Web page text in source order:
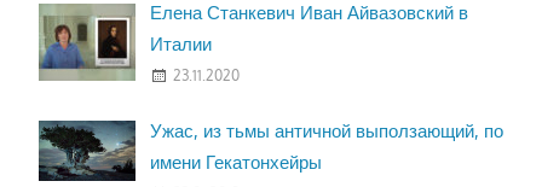
Елена Станкевич Иван Айвазовский в
Италии
23.11.2020
Ужас, из тьмы античной выползающий, по
имени Гекатонхейры